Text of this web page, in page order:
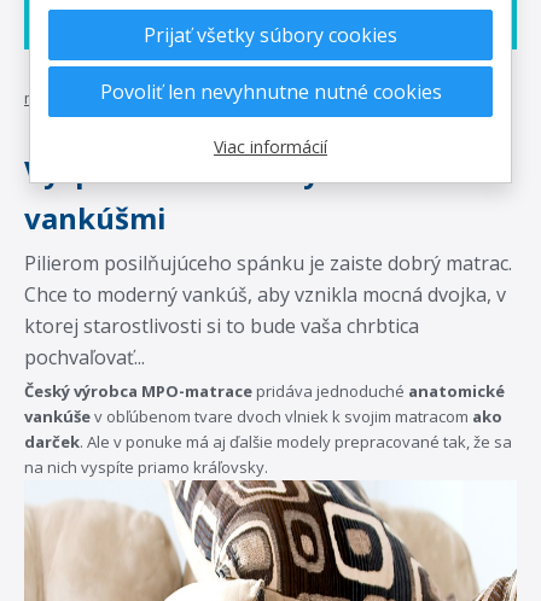
Expedicia do 5 dní
mpo-matrace.sk • vyspite sa kráľovsky s našimi vankúšmi
Vyspite sa kráľovsky s našimi
vankúšmi
Pilierom posilňujúceho spánku je zaiste dobrý matrac.
Chce to moderný vankúš, aby vznikla mocná dvojka, v
ktorej starostlivosti si to bude vaša chrbtica
pochvaľovať...
Český výrobca MPO-matrace pridáva jednoduché anatomické
vankúšev obľúbenom tvare dvoch vlniek k svojim matracom ako
darček. Ale v ponuke má aj ďalšie modely prepracované tak, že sa
na nich vyspíte priamo kráľovsky.
Prijať všetky súbory cookies
Povoliť len nevyhnutne nutné cookies
Viac informácií